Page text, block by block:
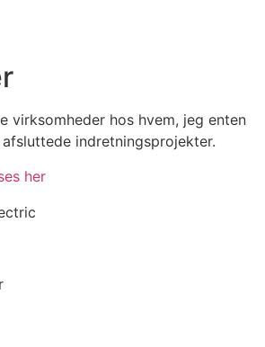
virksomheder hos hvem, jeg enten
indretningsprojekter.
her